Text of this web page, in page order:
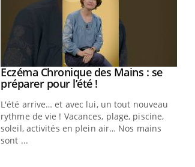
Youtube
Eczéma Chronique des Mains : se
préparer pour l’été !Youtube
L'été arrive… et avec lui, un tout nouveau
rythme de vie ! Vacances, plage, piscine,
soleil, activités en plein air… Nos mains
sont ...